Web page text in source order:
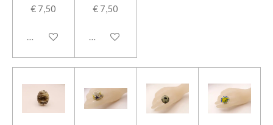
€ 7,50
In winkelwagen
€ 7,50
In winkelwagen